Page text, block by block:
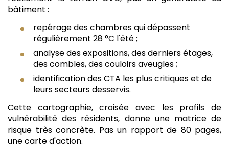
bâtiment :
repérage des chambres qui dépassent
régulièrement 28 °C l'été ;
analyse des expositions, des derniers étages,
des combles, des couloirs aveugles ;
identification des CTA les plus critiques et de
leurs secteurs desservis.
Cette cartographie, croisée avec les profils de
vulnérabilité des résidents, donne une matrice de
risque très concrète. Pas un rapport de 80 pages,
une carte d'action.